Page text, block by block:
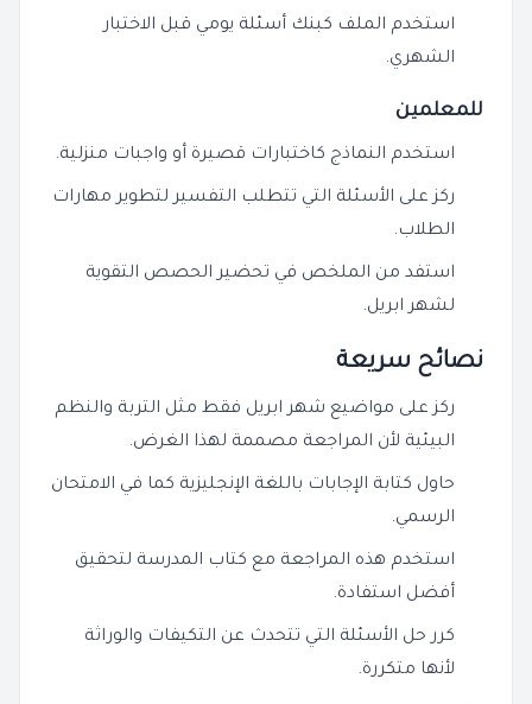
استخدم الملف كبنك أسئلة يومي قبل الاختبار
الشهري.
للمعلمين
استخدم النماذج كاختبارات قصيرة أو واجبات منزلية.
ركز على الأسئلة التي تتطلب التفسير لتطوير مهارات
الطلاب.
استفد من الملخص في تحضير الحصص التقوية
لشهر ابريل.
نصائح سريعة
ركز على مواضيع شهر ابريل فقط مثل التربة والنظم
البيئية لأن المراجعة مصممة لهذا الغرض.
حاول كتابة الإجابات باللغة الإنجليزية كما في الامتحان
الرسمي.
استخدم هذه المراجعة مع كتاب المدرسة لتحقيق
أفضل استفادة.
كرر حل الأسئلة التي تتحدث عن التكيفات والوراثة
لأنها متكررة.